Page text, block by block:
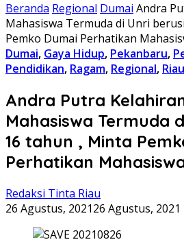
Beranda Regional Dumai Andra
Mahasiswa Termuda di Unri
Pemko Dumai Perhatikan
Dumai, Gaya Hidup, Pekanbaru,
Pendidikan, Ragam, Regional, Riau
Andra Putra
Mahasiswa Termuda
16 tahun , Minta
Perhatikan
Redaksi Tinta Riau
26 Agustus, 202126 Agustus, 2021